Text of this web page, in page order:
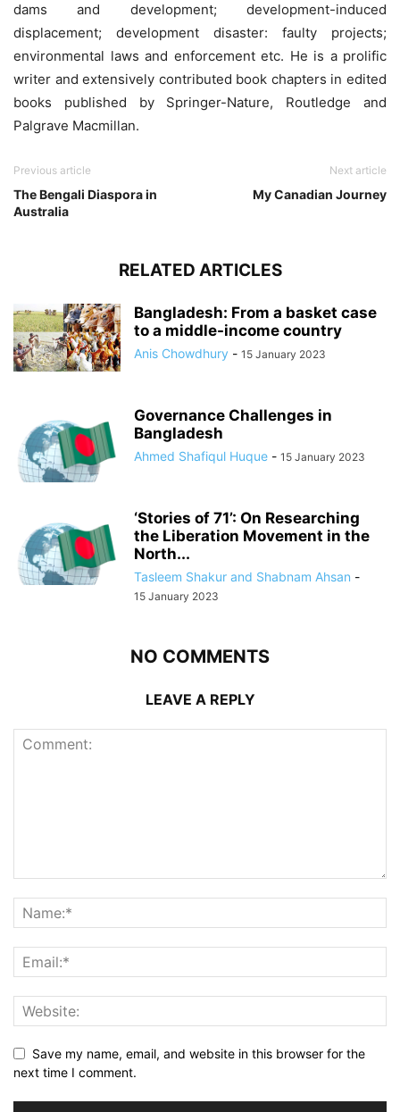
dams and development; development-induced
displacement; development disaster: faulty projects;
environmental laws and enforcement etc. He is a prolific
writer and extensively contributed book chapters in edited
books published by Springer-Nature, Routledge and
Palgrave Macmillan.
Previous article
The Bengali Diaspora in
Australia
Next article
My Canadian Journey
RELATED ARTICLES
Bangladesh: From a basket case
to a middle-income country
Anis Chowdhury - 15 January 2023
Governance Challenges in
Bangladesh
Ahmed Shafiqul Huque - 15 January 2023
‘Stories of 71’: On Researching
the Liberation Movement in the
North...
Tasleem Shakur and Shabnam Ahsan -
15 January 2023
NO COMMENTS
LEAVE A REPLY
Save my name, email, and website in this browser for the
next time I comment.